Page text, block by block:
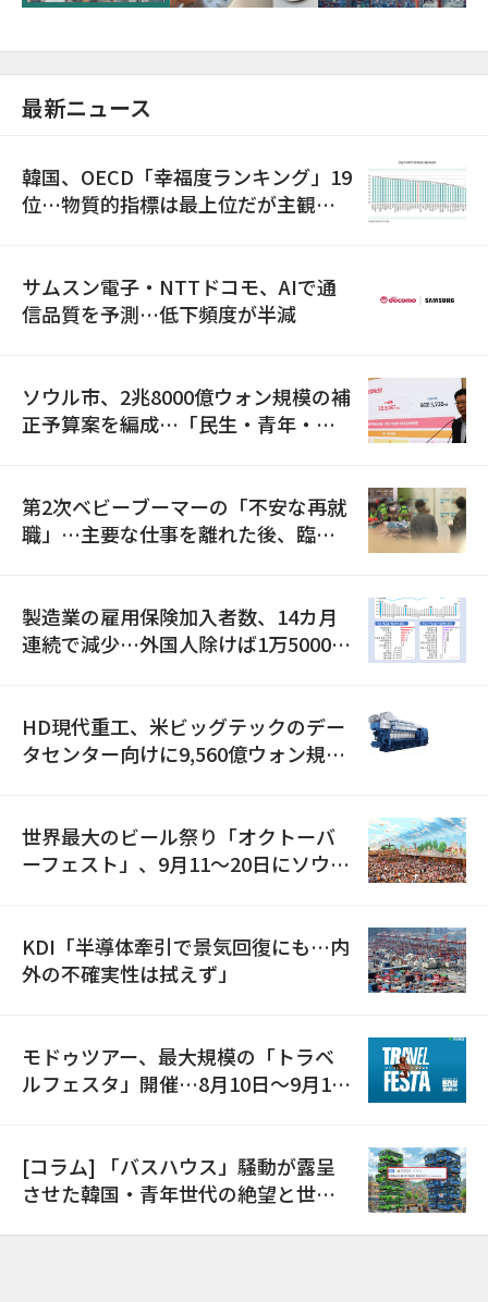
最新ニュース
韓国、OECD「幸福度ランキング」19
位…物質的指標は最上位だが主観的
サムスン電子・NTTドコモ、AIで通
信品質を予測…低下頻度が半減
ソウル市、2兆8000億ウォン規模の補
正予算案を編成…「民生・青年・安
第2次ベビーブーマーの「不安な再就
職」…主要な仕事を離れた後、臨時
製造業の雇用保険加入者数、14カ月
連続で減少…外国人除けば1万5000人
HD現代重工、米ビッグテックのデー
タセンター向けに9,560億ウォン規模
世界最大のビール祭り「オクトーバ
ーフェスト」、9月11〜20日にソウル
KDI「半導体牽引で景気回復にも…内
外の不確実性は拭えず」
モドゥツアー、最大規模の「トラベ
ルフェスタ」開催…8月10日～9月11
[コラム] 「バスハウス」騒動が露呈
させた韓国・青年世代の絶望と世代